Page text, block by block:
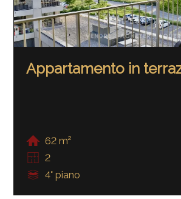
Appartamento in
62 m²
2
4° piano